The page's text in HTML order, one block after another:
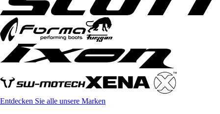
Entdecken Sie alle unsere Marken